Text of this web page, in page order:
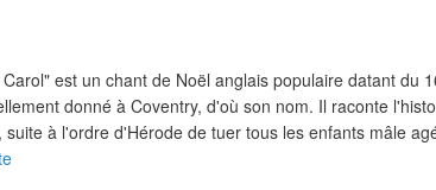
est un chant de Noël anglais populaire datant du
donné à Coventry, d'où son nom. Il raconte
suite à l'ordre d'Hérode de tuer tous les enfants mâle